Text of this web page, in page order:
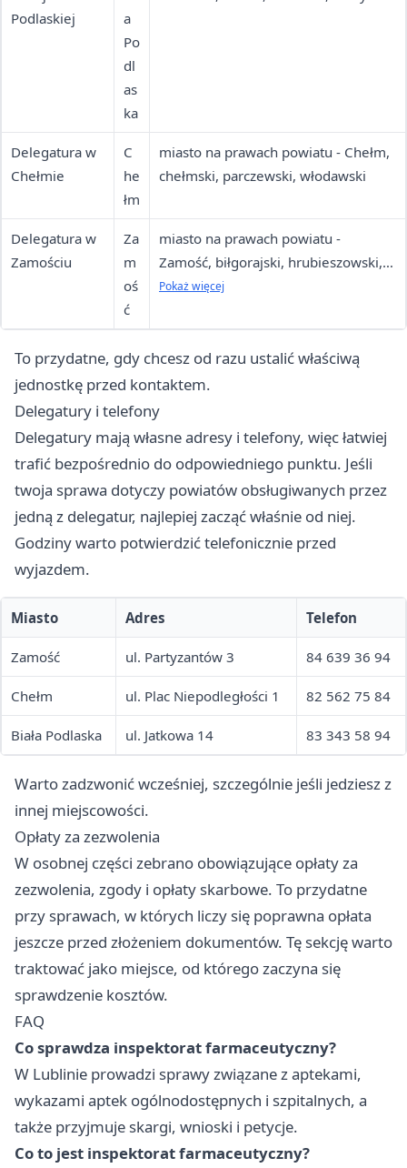
Podlaskiej
a
Po
dl
as
ka
Delegatura w
Chełmie
C
he
łm
miasto na prawach powiatu - Chełm,
chełmski, parczewski, włodawski
Delegatura w
Zamościu
Za
m
oś
ć
miasto na prawach powiatu -
Zamość, biłgorajski, hrubieszowski,
krasnostawski, tomaszowski,
Pokaż więcej
To przydatne, gdy chcesz od razu ustalić właściwą
jednostkę przed kontaktem.
Delegatury i telefony
Delegatury mają własne adresy i telefony, więc łatwiej
trafić bezpośrednio do odpowiedniego punktu. Jeśli
twoja sprawa dotyczy powiatów obsługiwanych przez
jedną z delegatur, najlepiej zacząć właśnie od niej.
Godziny warto potwierdzić telefonicznie przed
wyjazdem.
Miasto Adres Telefon
Zamość ul. Partyzantów 3 84 639 36 94
Chełm ul. Plac Niepodległości 1 82 562 75 84
Biała Podlaska ul. Jatkowa 14 83 343 58 94
Warto zadzwonić wcześniej, szczególnie jeśli jedziesz z
innej miejscowości.
Opłaty za zezwolenia
W osobnej części zebrano obowiązujące opłaty za
zezwolenia, zgody i opłaty skarbowe. To przydatne
przy sprawach, w których liczy się poprawna opłata
jeszcze przed złożeniem dokumentów. Tę sekcję warto
traktować jako miejsce, od którego zaczyna się
sprawdzenie kosztów.
FAQ
Co sprawdza inspektorat farmaceutyczny?
W Lublinie prowadzi sprawy związane z aptekami,
wykazami aptek ogólnodostępnych i szpitalnych, a
także przyjmuje skargi, wnioski i petycje.
Co to jest inspektorat farmaceutyczny?